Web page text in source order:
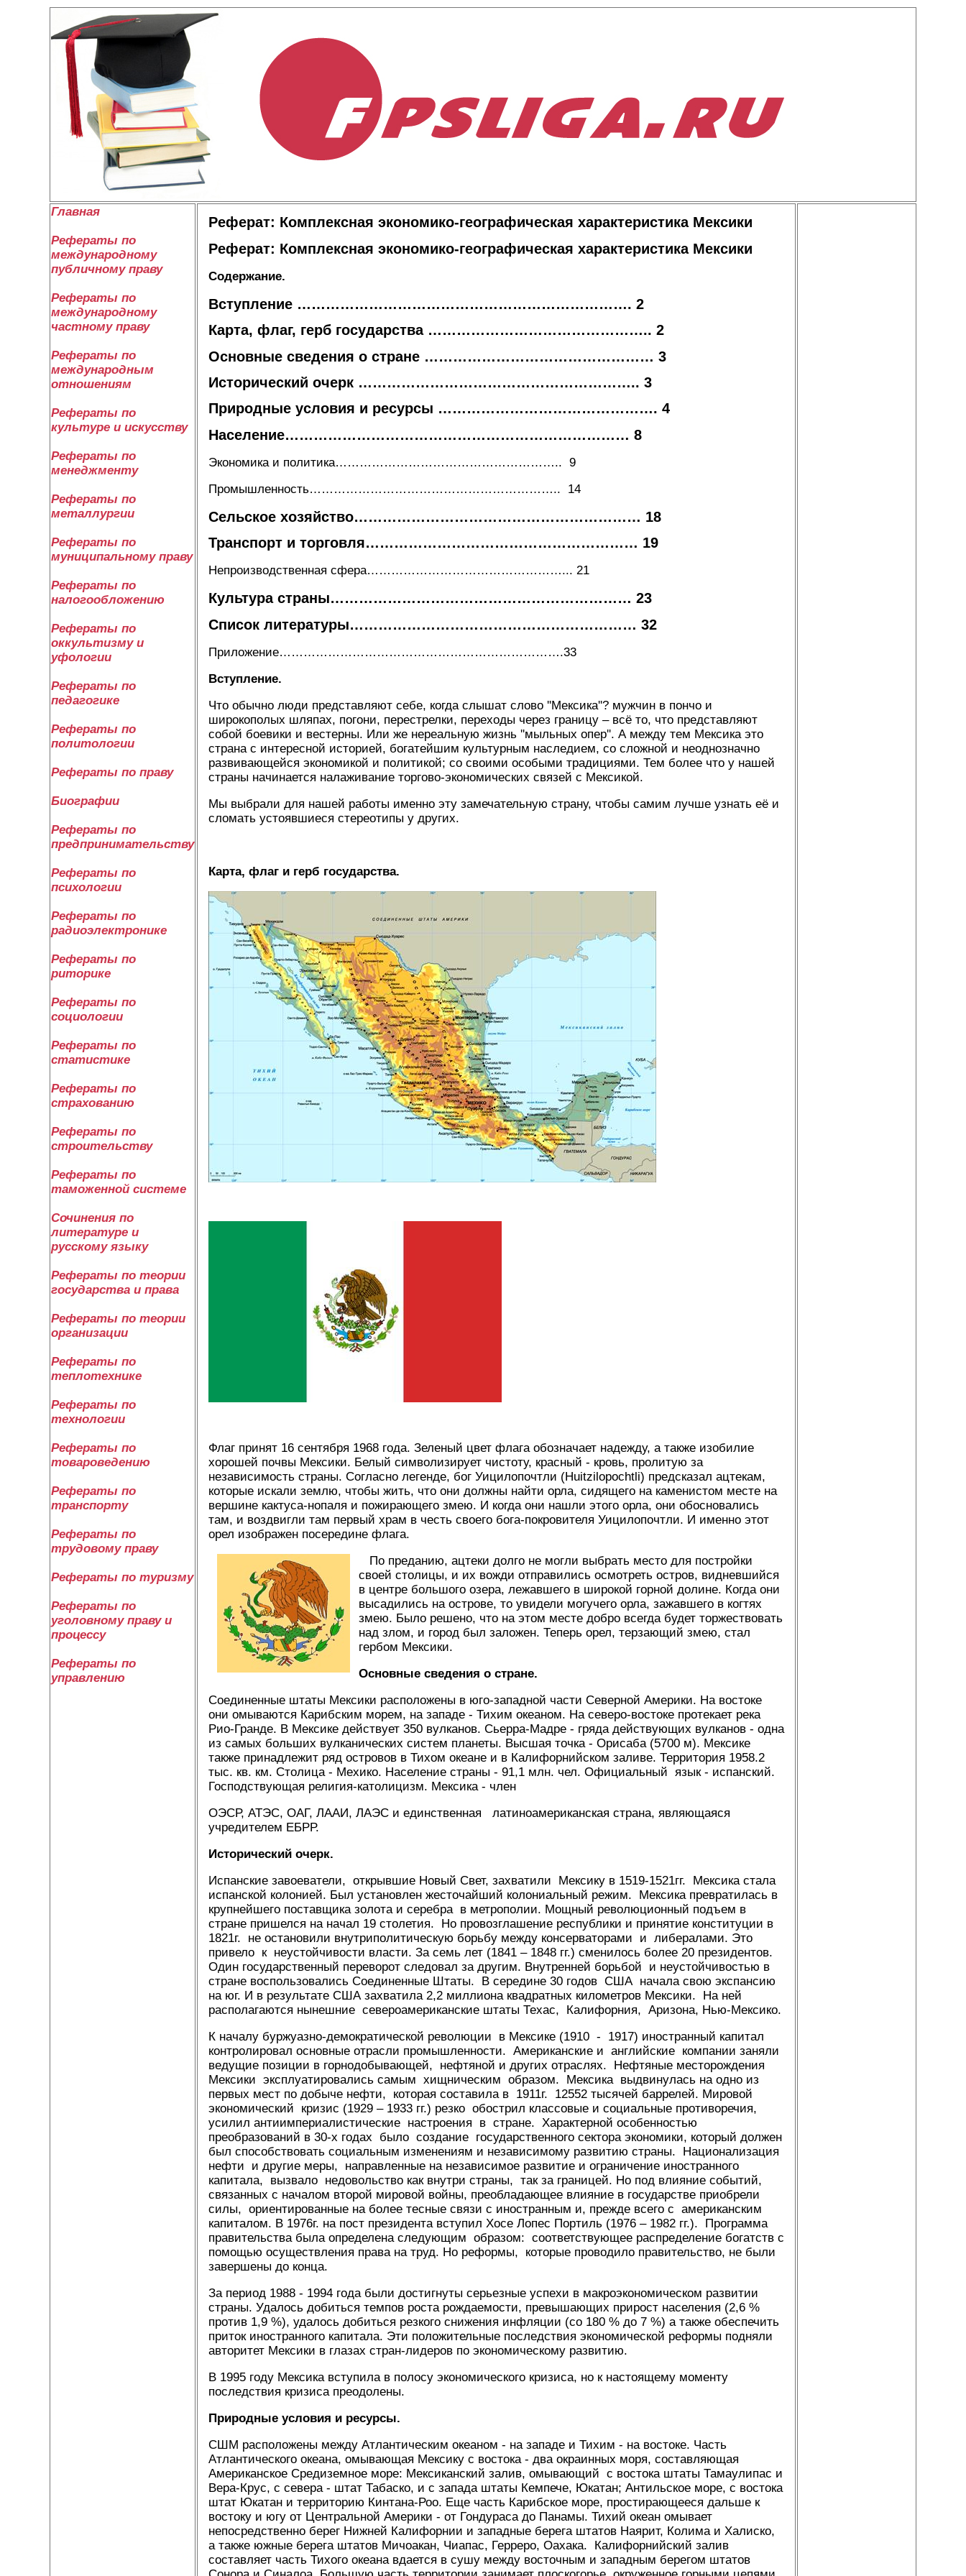
Главная
Рефераты по
международному
публичному праву
Рефераты по
международному
частному праву
Рефераты по
международным
отношениям
Рефераты по
культуре и искусству
Рефераты по
менеджменту
Рефераты по
металлургии
Рефераты по
муниципальному праву
Рефераты по
налогообложению
Рефераты по
оккультизму и
уфологии
Рефераты по
педагогике
Рефераты по
политологии
Рефераты по праву
Биографии
Рефераты по
предпринимательству
Рефераты по
психологии
Рефераты по
радиоэлектронике
Рефераты по
риторике
Рефераты по
социологии
Рефераты по
статистике
Рефераты по
страхованию
Рефераты по
строительству
Рефераты по
таможенной системе
Сочинения по
литературе и
русскому языку
Рефераты по теории
государства и права
Рефераты по теории
организации
Рефераты по
теплотехнике
Рефераты по
технологии
Рефераты по
товароведению
Рефераты по
транспорту
Рефераты по
трудовому праву
Рефераты по туризму
Рефераты по
уголовному праву и
процессу
Рефераты по
управлению
Реферат: Комплексная экономико-географическая характеристика Мексики
Реферат: Комплексная экономико-географическая характеристика Мексики
Содержание.
Вступление ……………………………………………………………. 2
Карта, флаг, герб государства ……………………………………….. 2
Основные сведения о стране ………………………………………… 3
Исторический очерк ………………………………………………….. 3
Природные условия и ресурсы ………………………………………. 4
Население……………………………………………………………… 8
Экономика и политика……………………………………………….. 9
Промышленность…………………………………………………….. 14
Сельское хозяйство…………………………………………………… 18
Транспорт и торговля………………………………………………… 19
Непроизводственная сфера…………………………………………... 21
Культура страны……………………………………………………… 23
Список литературы…………………………………………………… 32
Приложение…………………………………………………………….33
Вступление.
Что обычно люди представляют себе, когда слышат слово ''Мексика''? мужчин в пончо и
широкополых шляпах, погони, перестрелки, переходы через границу – всё то, что представляют
собой боевики и вестерны. Или же нереальную жизнь ''мыльных опер''. А между тем Мексика это
страна с интересной историей, богатейшим культурным наследием, со сложной и неоднозначно
развивающейся экономикой и политикой; со своими особыми традициями. Тем более что у нашей
страны начинается налаживание торгово-экономических связей с Мексикой.
Мы выбрали для нашей работы именно эту замечательную страну, чтобы самим лучше узнать её и
сломать устоявшиеся стереотипы у других.
Карта, флаг и герб государства.
Флаг принят 16 сентября 1968 года. Зеленый цвет флага обозначает надежду, а также изобилие
хорошей почвы Мексики. Белый символизирует чистоту, красный - кровь, пролитую за
независимость страны. Согласно легенде, бог Уицилопочтли (Huitzilopochtli) предсказал ацтекам,
которые искали землю, чтобы жить, что они должны найти орла, сидящего на каменистом месте на
вершине кактуса-нопаля и пожирающего змею. И когда они нашли этого орла, они обосновались
там, и воздвигли там первый храм в честь своего бога-покровителя Уицилопочтли. И именно этот
орел изображен посередине флага.
По преданию, ацтеки долго не могли выбрать место для постройки
своей столицы, и их вожди отправились осмотреть остров, видневшийся
в центре большого озера, лежавшего в широкой горной долине. Когда они
высадились на острове, то увидели могучего орла, зажавшего в когтях
змею. Было решено, что на этом месте добро всегда будет торжествовать
над злом, и город был заложен. Теперь орел, терзающий змею, стал
гербом Мексики.
Основные сведения о стране.
Соединенные штаты Мексики расположены в юго-западной части Северной Америки. На востоке
они омываются Карибским морем, на западе - Тихим океаном. На северо-востоке протекает река
Рио-Гранде. В Мексике действует 350 вулканов. Сьерра-Мадре - гряда действующих вулканов - одна
из самых больших вулканических систем планеты. Высшая точка - Орисаба (5700 м). Мексике
также принадлежит ряд островов в Тихом океане и в Калифорнийском заливе. Территория 1958.2
тыс. кв. км. Столица - Мехико. Население страны - 91,1 млн. чел. Официальный язык - испанский.
Господствующая религия-католицизм. Мексика - член
ОЭСР, АТЭС, ОАГ, ЛААИ, ЛАЭС и единственная латиноамериканская страна, являющаяся
учредителем ЕБРР.
Исторический очерк.
Испанские завоеватели, открывшие Новый Свет, захватили Мексику в 1519-1521гг. Мексика стала
испанской колонией. Был установлен жесточайший колониальный режим. Мексика превратилась в
крупнейшего поставщика золота и серебра в метрополии. Мощный революционный подъем в
стране пришелся на начал 19 столетия. Но провозглашение республики и принятие конституции в
1821г. не остановили внутриполитическую борьбу между консерваторами и либералами. Это
привело к неустойчивости власти. За семь лет (1841 – 1848 гг.) сменилось более 20 президентов.
Один государственный переворот следовал за другим. Внутренней борьбой и неустойчивостью в
стране воспользовались Соединенные Штаты. В середине 30 годов США начала свою экспансию
на юг. И в результате США захватила 2,2 миллиона квадратных километров Мексики. На ней
располагаются нынешние североамериканские штаты Техас, Калифорния, Аризона, Нью-Мексико.
К началу буржуазно-демократической революции в Мексике (1910 - 1917) иностранный капитал
контролировал основные отрасли промышленности. Американские и английские компании заняли
ведущие позиции в горнодобывающей, нефтяной и других отраслях. Нефтяные месторождения
Мексики эксплуатировались самым хищническим образом. Мексика выдвинулась на одно из
первых мест по добыче нефти, которая составила в 1911г. 12552 тысячей баррелей. Мировой
экономический кризис (1929 – 1933 гг.) резко обострил классовые и социальные противоречия,
усилил антиимпериалистические настроения в стране. Характерной особенностью
преобразований в 30-х годах было создание государственного сектора экономики, который должен
был способствовать социальным изменениям и независимому развитию страны. Национализация
нефти и другие меры, направленные на независимое развитие и ограничение иностранного
капитала, вызвало недовольство как внутри страны, так за границей. Но под влияние событий,
связанных с началом второй мировой войны, преобладающее влияние в государстве приобрели
силы, ориентированные на более тесные связи с иностранным и, прежде всего с американским
капиталом. В 1976г. на пост президента вступил Хосе Лопес Портиль (1976 – 1982 гг.). Программа
правительства была определена следующим образом: соответствующее распределение богатств с
помощью осуществления права на труд. Но реформы, которые проводило правительство, не были
завершены до конца.
За период 1988 - 1994 года были достигнуты серьезные успехи в макроэкономическом развитии
страны. Удалось добиться темпов роста рождаемости, превышающих прирост населения (2,6 %
против 1,9 %), удалось добиться резкого снижения инфляции (со 180 % до 7 %) а также обеспечить
приток иностранного капитала. Эти положительные последствия экономической реформы подняли
авторитет Мексики в глазах стран-лидеров по экономическому развитию.
В 1995 году Мексика вступила в полосу экономического кризиса, но к настоящему моменту
последствия кризиса преодолены.
Природные условия и ресурсы.
СШМ расположены между Атлантическим океаном - на западе и Тихим - на востоке. Часть
Атлантического океана, омывающая Мексику с востока - два окраинных моря, составляющая
Американское Средиземное море: Мексиканский залив, омывающий с востока штаты Тамаулипас и
Вера-Крус, с севера - штат Табаско, и с запада штаты Кемпече, Юкатан; Антильское море, с востока
штат Юкатан и территорию Кинтана-Роо. Еще часть Карибское море, простирающееся дальше к
востоку и югу от Центральной Америки - от Гондураса до Панамы. Тихий океан омывает
непосредственно берег Нижней Калифорнии и западные берега штатов Наярит, Колима и Халиско,
а также южные берега штатов Мичоакан, Чиапас, Герреро, Оахака. Калифорнийский залив
составляет часть Тихого океана вдается в сушу между восточным и западным берегом штатов